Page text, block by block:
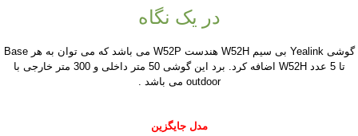
در یک نگاه
گوشی Yealink بی سیم W52H هندست W52P می باشد که می توان به هر Base
تا 5 عدد W52H اضافه کرد. برد این گوشی 50 متر داخلی و 300 متر خارجی با
outdoor می باشد .
مدل جایگزین